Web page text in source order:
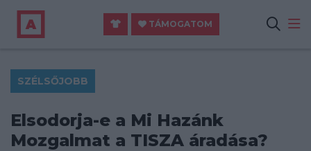
TÁMOGATOM
SZÉLSŐJOBB
Elsodorja-e a Mi Hazánk
Mozgalmat a TISZA áradása?